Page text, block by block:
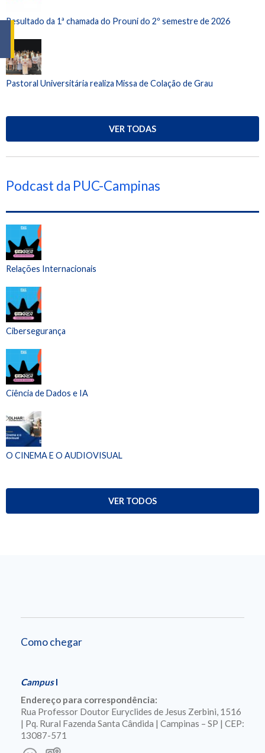
Resultado da 1ª chamada do Prouni do 2º semestre de 2026
Pastoral Universitária realiza Missa de Colação de Grau
VER TODAS
Podcast da PUC-Campinas
Relações Internacionais
Cibersegurança
Ciência de Dados e IA
O CINEMA E O AUDIOVISUAL
VER TODOS
Como chegar
CampusI
Endereço para correspondência:
Rua Professor Doutor Euryclides de Jesus Zerbini, 1516
| Pq. Rural Fazenda Santa Cândida | Campinas – SP | CEP:
13087-571